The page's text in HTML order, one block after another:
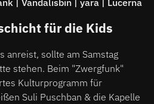
| Vandalisbin | yara | Lucerna
für die Kids
anreist, sollte am Samstag
stehen. Beim "Zwergfunk"
Kulturprogramm für
Suli Puschban & die Kapelle